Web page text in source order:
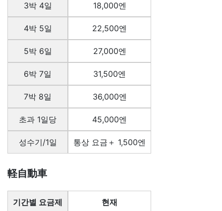
3박 4일
4박 5일
5박 6일
6박 7일
7박 8일
초과 1일당
성수기/1일
18,000엔
22,500엔
27,000엔
31,500엔
36,000엔
45,000엔
통상 요금＋ 1,500엔
軽自動車
기간별 요금제 현재